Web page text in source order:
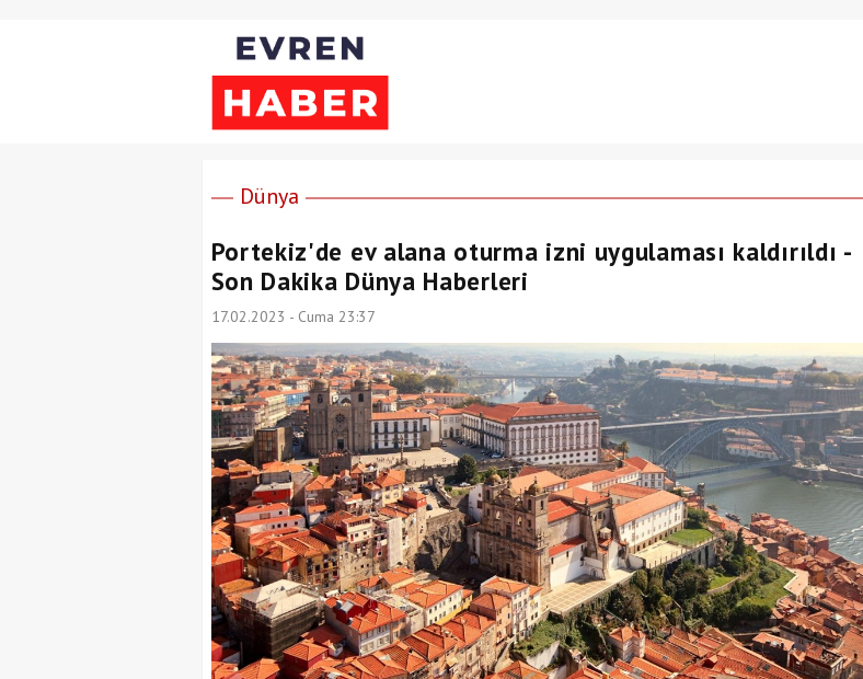
Dünya
Portekiz'de ev alana oturma izni uygulaması kaldırıldı -
Son Dakika Dünya Haberleri
17.02.2023 - Cuma 23:37